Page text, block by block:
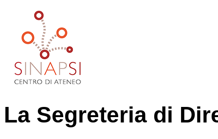
La Segreteria di